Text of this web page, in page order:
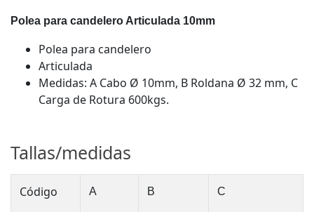
Polea para candelero Articulada 10mm
Polea para candelero
Articulada
Medidas: A Cabo Ø 10mm, B Roldana Ø 32 mm, C
Carga de Rotura 600kgs.
Tallas/medidas
Código A B C